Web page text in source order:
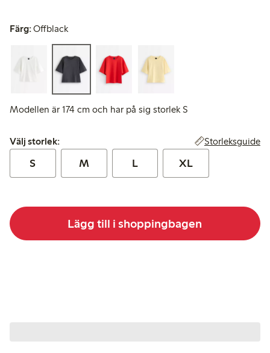
Färg:Offblack
Modellen är 174 cm och har på sig storlek S
Välj storlek:
Välj storlek: Storleksguide
S M L XL
Lägg till i shoppingbagen